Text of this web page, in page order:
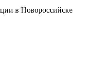
в Новороссийске